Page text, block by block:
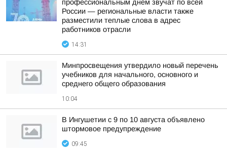
профессиональным днем звучат по всей
России — региональные власти также
разместили теплые слова в адрес
работников отрасли
14:31
Минпросвещения утвердило новый перечень
учебников для начального, основного и
среднего общего образования
10:04
В Ингушетии с 9 по 10 августа объявлено
штормовое предупреждение
09:45